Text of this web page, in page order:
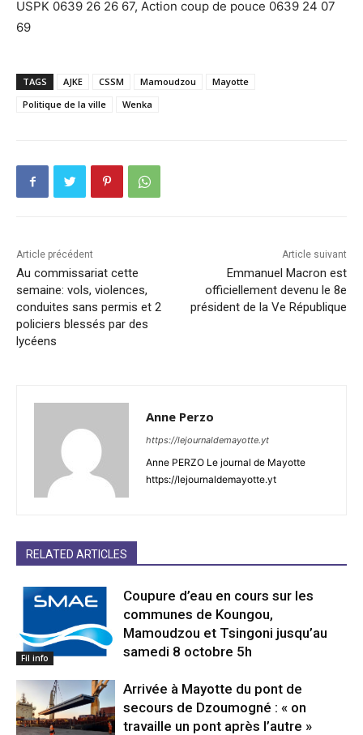
USPK 0639 26 26 67, Action coup de pouce 0639 24 07
69
TAGS AJKE CSSM Mamoudzou
Mayotte
Politique de la ville
Wenka
Article précédent
Au commissariat cette
semaine: vols, violences,
conduites sans permis et 2
policiers blessés par des
lycéens
Article suivant
Emmanuel Macron est
officiellement devenu le 8e
président de la Ve République
Anne Perzo
https://lejournaldemayotte.yt
Anne PERZO Le journal de Mayotte
https://lejournaldemayotte.yt
RELATED ARTICLES
Fil info
Coupure d’eau en cours sur les
communes de Koungou,
Mamoudzou et Tsingoni jusqu’au
samedi 8 octobre 5h
Arrivée à Mayotte du pont de
secours de Dzoumogné : « on
travaille un pont après l’autre »